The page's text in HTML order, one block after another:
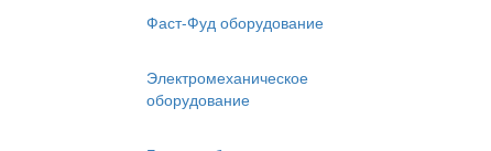
Фаст-Фуд оборудование
Электромеханическое
оборудование